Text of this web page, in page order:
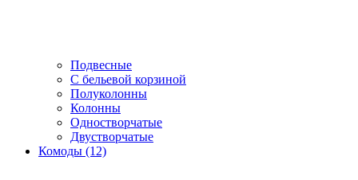
Подвесные
С бельевой корзиной
Полуколонны
Колонны
Одностворчатые
Двустворчатые
Комоды (12)